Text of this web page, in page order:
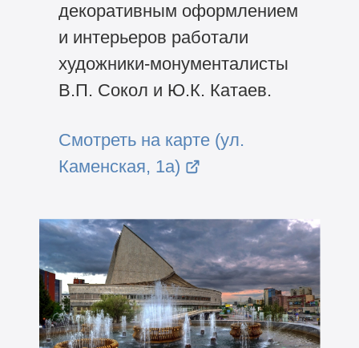
декоративным оформлением
и интерьеров работали
художники-монументалисты
В.П. Сокол и Ю.К. Катаев.
Смотреть на карте (ул.
Каменская, 1а)